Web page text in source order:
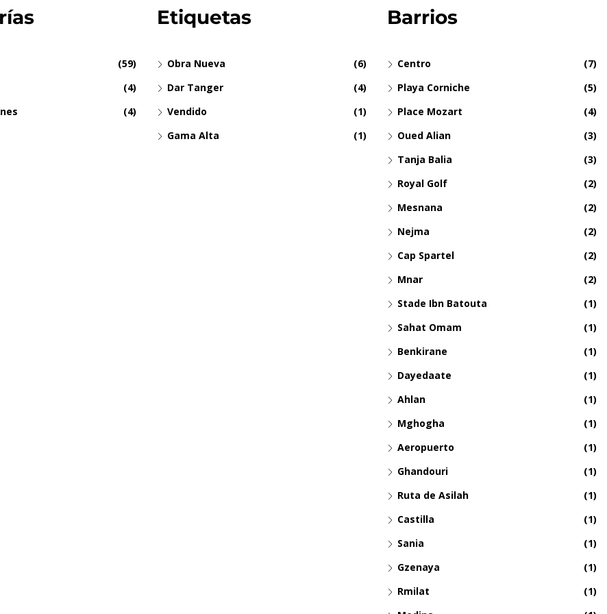
(59)
(4)
(4)
Etiquetas
Obra Nueva
(6)
Dar Tanger
(4)
Vendido
(1)
Gama Alta
(1)
Barrios
Centro
(7)
Playa Corniche
(5)
Place Mozart
(4)
Oued Alian
(3)
Tanja Balia
(3)
Royal Golf
(2)
Mesnana
(2)
Nejma
(2)
Cap Spartel
(2)
Mnar
(2)
Stade Ibn Batouta
(1)
Sahat Omam
(1)
Benkirane
(1)
Dayedaate
(1)
Ahlan
(1)
Mghogha
(1)
Aeropuerto
(1)
Ghandouri
(1)
Ruta de Asilah
(1)
Castilla
(1)
Sania
(1)
Gzenaya
(1)
Rmilat
(1)